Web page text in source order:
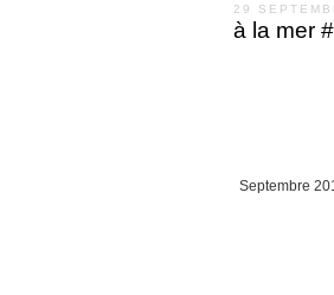
29
à la mer
Septembre